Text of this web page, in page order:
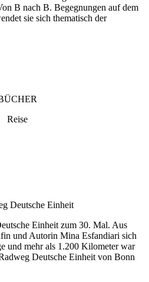
B nach B. Begegnungen auf dem
sie sich thematisch der
Reise
Deutsche Einheit
Einheit zum 30. Mal. Aus
und Autorin Mina Esfandiari sich
und mehr als 1.200 Kilometer war
Deutsche Einheit von Bonn